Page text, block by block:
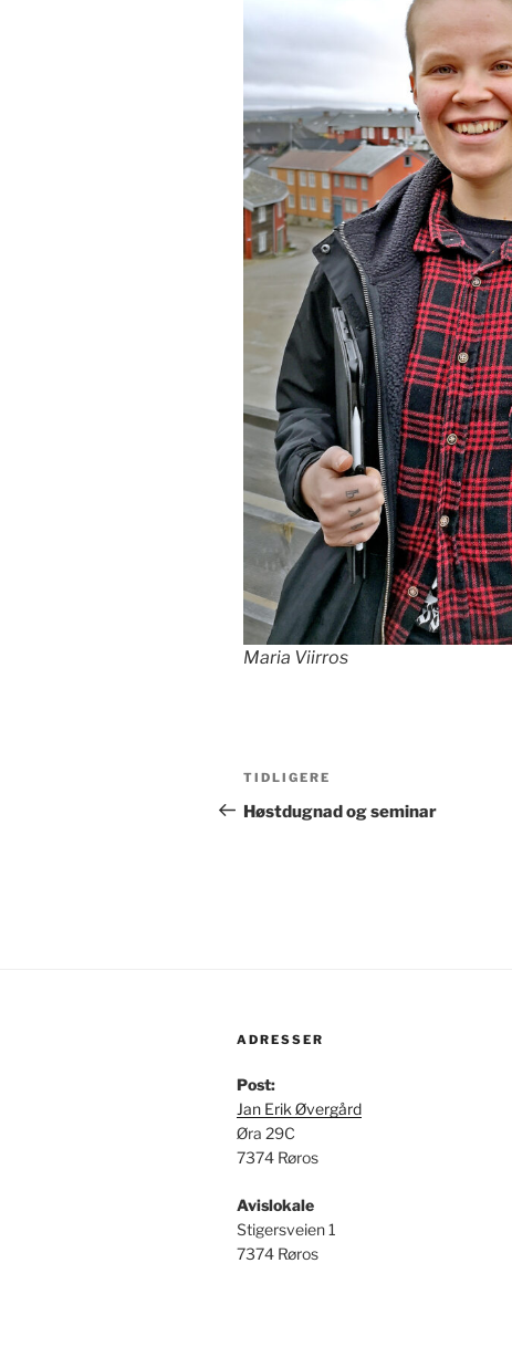
Maria Viirros
Innleggsnavigasjon
Forrige
innlegg
TIDLIGERE
Høstdugnad og seminar
ADRESSER
Post:
Jan Erik Øvergård
Øra 29C
7374 Røros
Avislokale
Stigersveien 1
7374 Røros